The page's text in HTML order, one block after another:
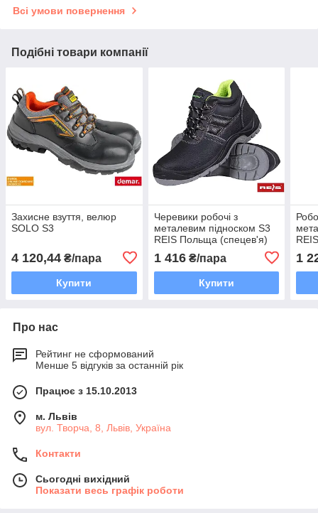
Всі умови повернення
Подібні товари компанії
Захисне взуття, велюр
SOLO S3
4 120,44 ₴/пара
Купити
Черевики робочі з
металевим підноском S3
REIS Польща (спецев'я)
1 416₴/пара
Купити
BN
1
Про нас
Рейтинг не сформований
Менше 5 відгуків за останній рік
Працює з 15.10.2013
м. Львів
вул. Творча, 8, Львів, Україна
Контакти
Сьогодні вихідний
Показати весь графік роботи